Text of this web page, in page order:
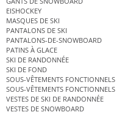
EISHOCKEY
MASQUES DE SKI
PANTALONS DE SKI
PANTALONS-DE-SNOWBOARD
PATINS À GLACE
SKI DE RANDONNÉE
SKI DE FOND
SOUS-VÊTEMENTS FONCTIONNELS
SOUS-VÊTEMENTS FONCTIONNELS
VESTES DE SKI DE RANDONNÉE
VESTES DE SNOWBOARD